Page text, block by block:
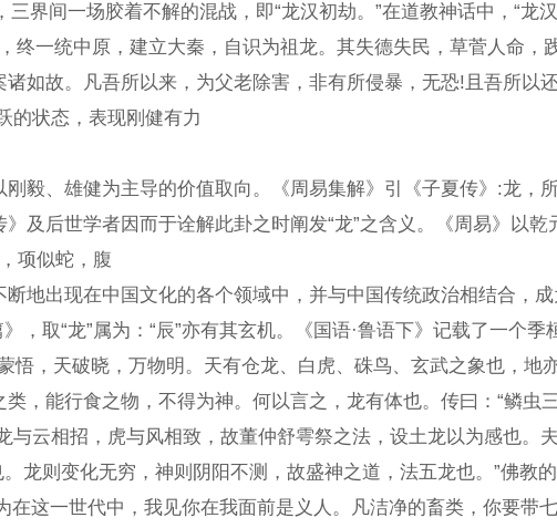
间一场胶着不解的混战，即“龙汉初劫。”在道教神话中，“
一统中原，建立大秦，自识为祖龙。其失德失民，草菅人命
人皆案诸如故。凡吾所以来，为父老除害，非有所侵
的状态，表现刚健有力
毅、雄健为主导的价值取向。《周易集解》引《子夏传》:龙
及后世学者因而于诠解此卦之时阐发“龙”之含义。《周易》以
牛，角似鹿，眼似 虾，耳似象
地出现在中国文化的各个领域中，并与中国传统政治相结
取“龙”属为：“辰”亦有其玄机。《国语·鲁语下》记载了一个
悟，天破晓，万物明。天有仓龙、白虎、硃鸟、玄武之象也，
能行食之物，不得为神。何以言之，龙有体也。传曰：“鳞虫
与云相招，虎与风相致，故董仲舒雩祭之法，设土龙以为感也
则变化无穷，神则阴阳不测，故盛神之道，法五龙也。”佛
这一世代中，我见你在我面前是义人。凡洁净的畜类，你要